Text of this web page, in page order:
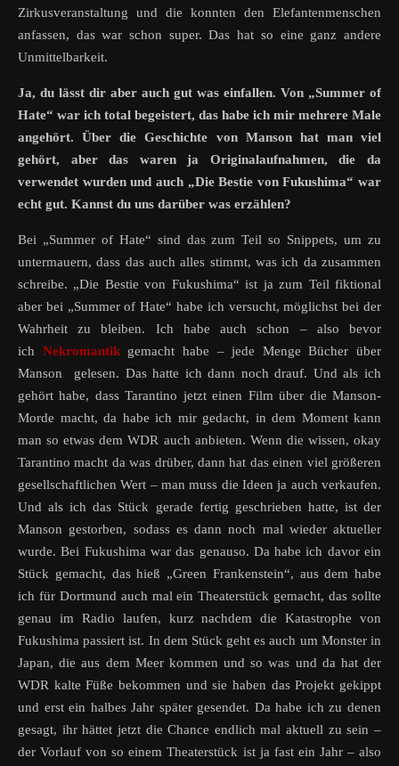
Zirkusveranstaltung und die konnten den Elefantenmenschen
anfassen, das war schon super. Das hat so eine ganz andere
Unmittelbarkeit.
Ja, du lässt dir aber auch gut was einfallen. Von „Summer of
Hate“ war ich total begeistert, das habe ich mir mehrere Male
angehört. Über die Geschichte von Manson hat man viel
gehört, aber das waren ja Originalaufnahmen, die da
verwendet wurden und auch „Die Bestie von Fukushima“ war
echt gut. Kannst du uns darüber was erzählen?
Bei „Summer of Hate“ sind das zum Teil so Snippets, um zu
untermauern, dass das auch alles stimmt, was ich da zusammen
schreibe. „Die Bestie von Fukushima“ ist ja zum Teil fiktional
aber bei „Summer of Hate“ habe ich versucht, möglichst bei der
Wahrheit zu bleiben. Ich habe auch schon – also bevor
ich Nekromantik gemacht habe – jede Menge Bücher über
Manson gelesen. Das hatte ich dann noch drauf. Und als ich
gehört habe, dass Tarantino jetzt einen Film über die Manson-
Morde macht, da habe ich mir gedacht, in dem Moment kann
man so etwas dem WDR auch anbieten. Wenn die wissen, okay
Tarantino macht da was drüber, dann hat das einen viel größeren
gesellschaftlichen Wert – man muss die Ideen ja auch verkaufen.
Und als ich das Stück gerade fertig geschrieben hatte, ist der
Manson gestorben, sodass es dann noch mal wieder aktueller
wurde. Bei Fukushima war das genauso. Da habe ich davor ein
Stück gemacht, das hieß „Green Frankenstein“, aus dem habe
ich für Dortmund auch mal ein Theaterstück gemacht, das sollte
genau im Radio laufen, kurz nachdem die Katastrophe von
Fukushima passiert ist. In dem Stück geht es auch um Monster in
Japan, die aus dem Meer kommen und so was und da hat der
WDR kalte Füße bekommen und sie haben das Projekt gekippt
und erst ein halbes Jahr später gesendet. Da habe ich zu denen
gesagt, ihr hättet jetzt die Chance endlich mal aktuell zu sein –
der Vorlauf von so einem Theaterstück ist ja fast ein Jahr – also